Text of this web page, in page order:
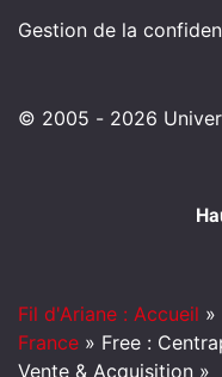
Gestion de la
© 2005 - 2026
Fil d'Ariane : Accueil »
France » Free :
Vente & Acquisition »